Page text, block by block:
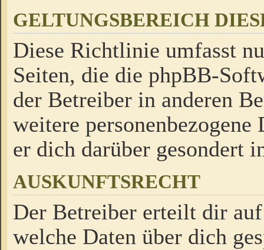
GELTUNGSBEREICH
Diese Richtlinie umfasst
Seiten, die die phpBB-
der Betreiber in anderen
weitere
er dich darüber gesondert
AUSKUNFTSRECHT
Der Betreiber erteilt dir
welche Daten über dich